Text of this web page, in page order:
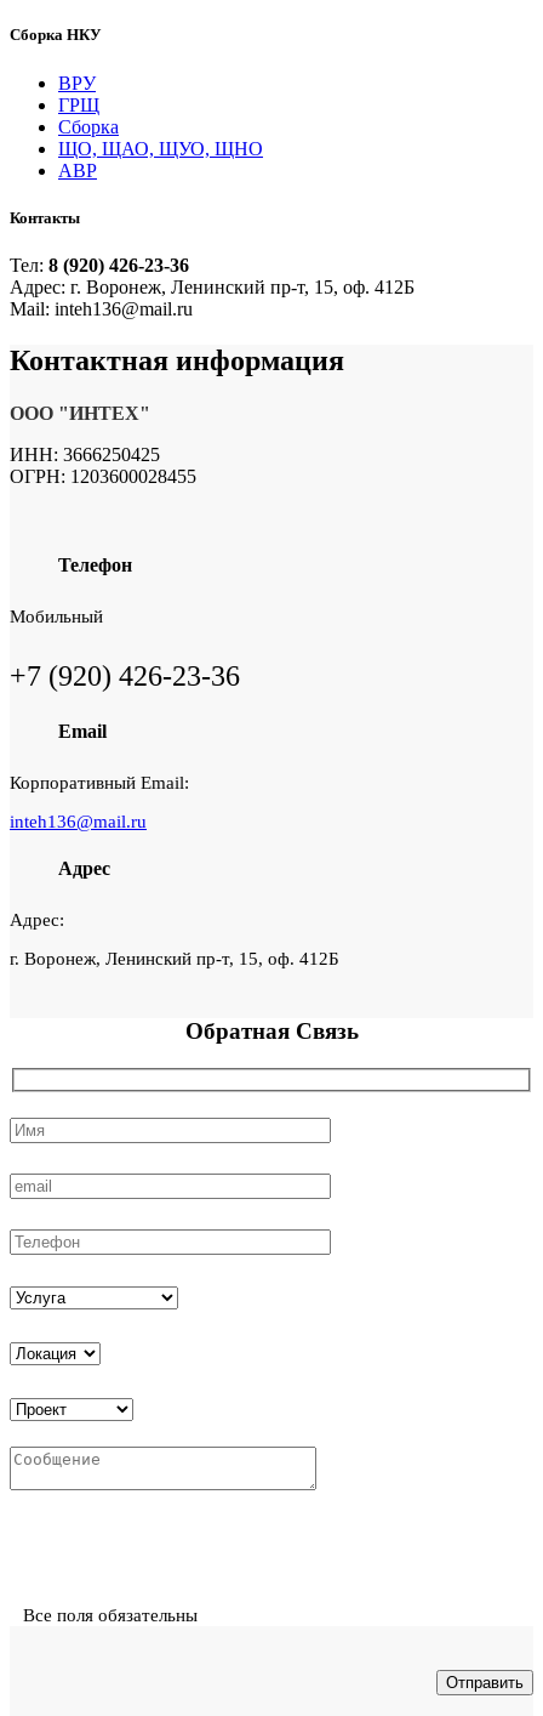
Сборка НКУ
ВРУ
ГРЩ
Сборка
ЩО, ЩАО, ЩУО, ЩНО
АВР
Контакты
Тел: 8 (920) 426-23-36
Адрес: г. Воронеж, Ленинский пр-т, 15, оф. 412Б
Mail: inteh136@mail.ru
Контактная информация
ООО "ИНТЕХ"
ИНН: 3666250425
ОГРН: 1203600028455
Телефон
Мобильный
+7 (920) 426-23-36
Email
Корпоративный Email:
inteh136@mail.ru
Адрес
Адрес:
г. Воронеж, Ленинский пр-т, 15, оф. 412Б
Обратная Связь
Все поля обязательны